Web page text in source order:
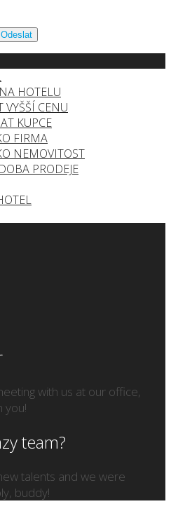
HOTELU
VYŠŠÍ CENU
KUPCE
FIRMA
NEMOVITOST
PRODEJE
with us at our office,
you!
team?
talents and we were
buddy!